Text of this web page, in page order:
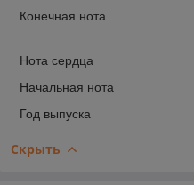
Конечная нота
Нота сердца
Начальная нота
Год выпуска
Скрыть